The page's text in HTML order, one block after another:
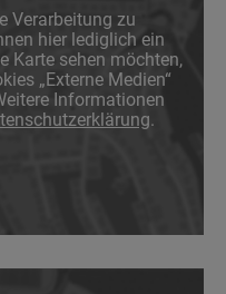
Verarbeitung zu
hier lediglich ein
Karte sehen möchten,
„Externe Medien“
Informationen
.